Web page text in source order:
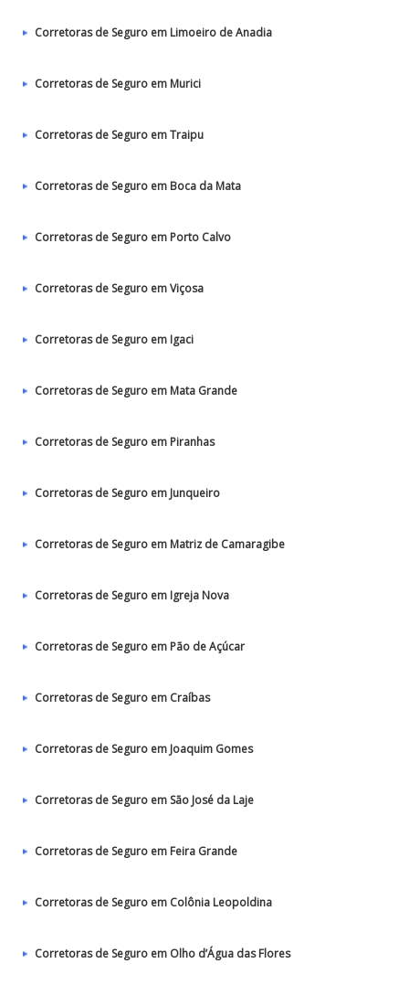
Corretoras de Seguro em Limoeiro de Anadia
Corretoras de Seguro em Murici
Corretoras de Seguro em Traipu
Corretoras de Seguro em Boca da Mata
Corretoras de Seguro em Porto Calvo
Corretoras de Seguro em Viçosa
Corretoras de Seguro em Igaci
Corretoras de Seguro em Mata Grande
Corretoras de Seguro em Piranhas
Corretoras de Seguro em Junqueiro
Corretoras de Seguro em Matriz de Camaragibe
Corretoras de Seguro em Igreja Nova
Corretoras de Seguro em Pão de Açúcar
Corretoras de Seguro em Craíbas
Corretoras de Seguro em Joaquim Gomes
Corretoras de Seguro em São José da Laje
Corretoras de Seguro em Feira Grande
Corretoras de Seguro em Colônia Leopoldina
Corretoras de Seguro em Olho d’Água das Flores